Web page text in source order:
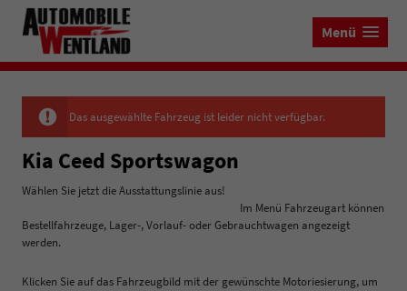
Menü
Das ausgewählte Fahrzeug ist leider nicht verfügbar.
Kia Ceed Sportswagon
Wählen Sie jetzt die Ausstattungslinie aus!
Im Menü Fahrzeugart können
Bestellfahrzeuge, Lager-, Vorlauf- oder Gebrauchtwagen angezeigt
werden.
Klicken Sie auf das Fahrzeugbild mit der gewünschte Motoriesierung, um